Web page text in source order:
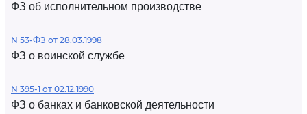
ФЗ об исполнительном производстве
N 53-ФЗ от 28.03.1998
ФЗ о воинской службе
N 395-1 от 02.12.1990
ФЗ о банках и банковской деятельности